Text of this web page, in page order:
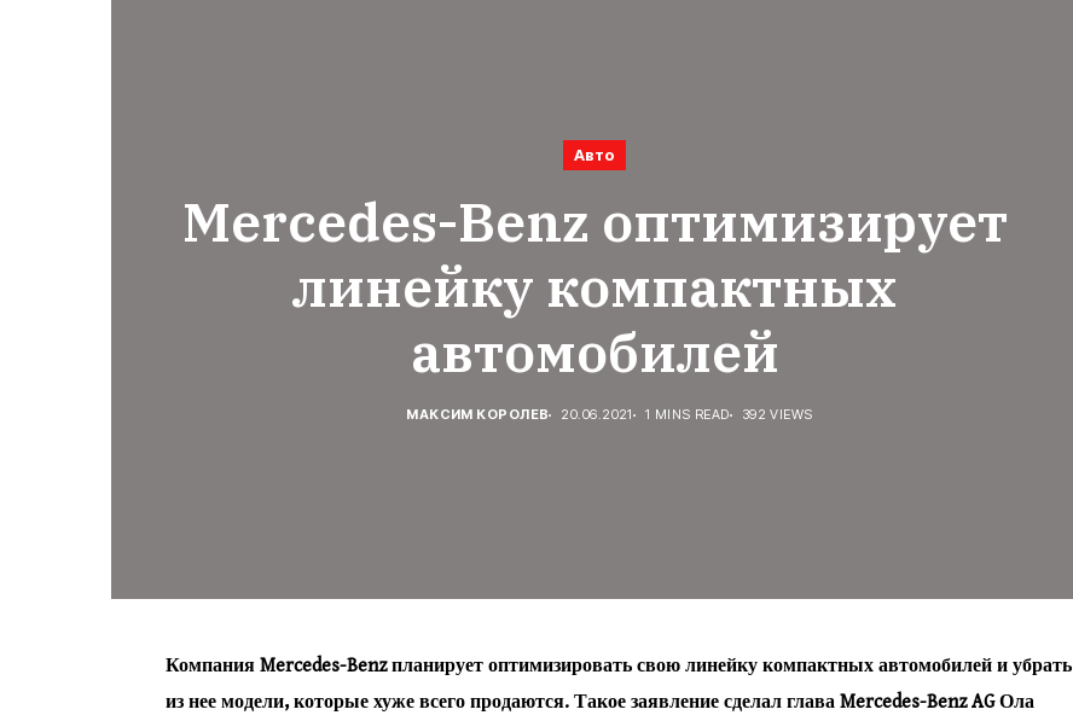
Авто
Mercedes-Benz оптимизирует
линейку компактных
автомобилей
МАКСИМ КОРОЛЕВ 20.06.2021 1 MINS READ 392 VIEWS
Компания Mercedes-Benz планирует оптимизировать свою линейку компактных автомобилей и убрать
из нее модели, которые хуже всего продаются. Такое заявление сделал глава Mercedes-Benz AG Ола